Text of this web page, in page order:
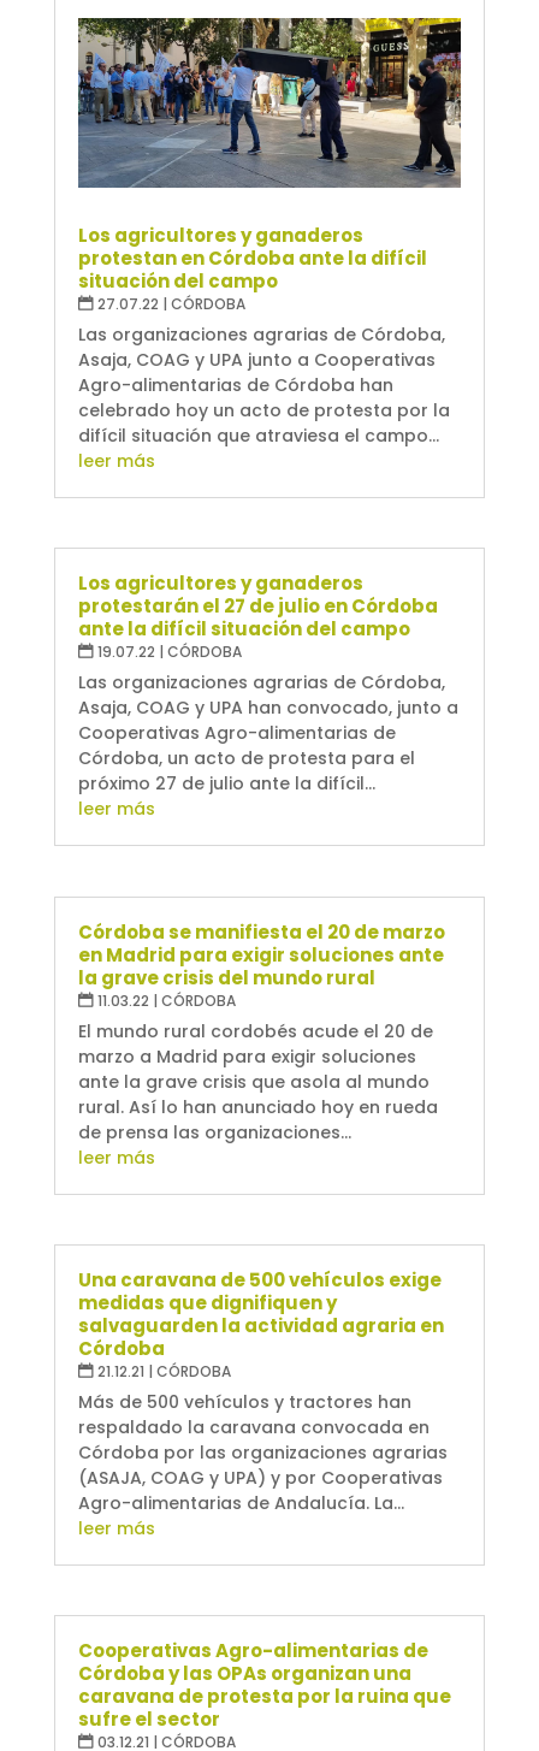
Los agricultores y ganaderos
protestan en Córdoba ante la difícil
situación del campo
27.07.22 | CÓRDOBA
Las organizaciones agrarias de Córdoba,
Asaja, COAG y UPA junto a Cooperativas
Agro-alimentarias de Córdoba han
celebrado hoy un acto de protesta por la
difícil situación que atraviesa el campo...
leer más
Los agricultores y ganaderos
protestarán el 27 de julio en Córdoba
ante la difícil situación del campo
19.07.22 | CÓRDOBA
Las organizaciones agrarias de Córdoba,
Asaja, COAG y UPA han convocado, junto a
Cooperativas Agro-alimentarias de
Córdoba, un acto de protesta para el
próximo 27 de julio ante la difícil...
leer más
Córdoba se manifiesta el 20 de marzo
en Madrid para exigir soluciones ante
la grave crisis del mundo rural
11.03.22 | CÓRDOBA
El mundo rural cordobés acude el 20 de
marzo a Madrid para exigir soluciones
ante la grave crisis que asola al mundo
rural. Así lo han anunciado hoy en rueda
de prensa las organizaciones...
leer más
Una caravana de 500 vehículos exige
medidas que dignifiquen y
salvaguarden la actividad agraria en
Córdoba
21.12.21 | CÓRDOBA
Más de 500 vehículos y tractores han
respaldado la caravana convocada en
Córdoba por las organizaciones agrarias
(ASAJA, COAG y UPA) y por Cooperativas
Agro-alimentarias de Andalucía. La...
leer más
Cooperativas Agro-alimentarias de
Córdoba y las OPAs organizan una
caravana de protesta por la ruina que
sufre el sector
03.12.21 | CÓRDOBA